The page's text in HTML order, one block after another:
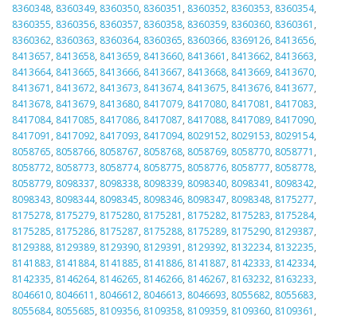
8360348, 8360349, 8360350, 8360351 , 8360352, 8360353, 8360354,
8360355, 8360356, 8360357, 8360358, 8360359, 8360360, 8360361 ,
8360362, 8360363, 8360364, 8360365, 8360366, 8369126, 8413656,
8413657, 8413658, 8413659, 8413660, 8413661 , 8413662, 8413663,
8413664, 8413665, 8413666, 8413667, 8413668, 8413669, 8413670,
8413671 , 8413672, 8413673, 8413674, 8413675, 8413676, 8413677,
8413678, 8413679, 8413680, 8417079, 8417080, 8417081 , 8417083,
8417084, 8417085, 8417086, 8417087, 8417088, 8417089, 8417090,
8417091 , 8417092, 8417093, 8417094, 8029152, 8029153, 8029154,
8058765, 8058766, 8058767, 8058768, 8058769, 8058770, 8058771 ,
8058772, 8058773, 8058774, 8058775, 8058776, 8058777, 8058778,
8058779, 8098337, 8098338, 8098339, 8098340, 8098341 , 8098342,
8098343, 8098344, 8098345, 8098346, 8098347, 8098348, 8175277,
8175278, 8175279, 8175280, 8175281 , 8175282, 8175283, 8175284,
8175285, 8175286, 8175287, 8175288, 8175289, 8175290, 8129387,
8129388, 8129389, 8129390, 8129391 , 8129392, 8132234, 8132235,
8141883, 8141884, 8141885, 8141886, 8141887, 8142333, 8142334,
8142335, 8146264, 8146265, 8146266, 8146267, 8163232, 8163233,
8046610, 8046611 , 8046612, 8046613, 8046693, 8055682, 8055683,
8055684, 8055685, 8109356, 8109358, 8109359, 8109360, 8109361 ,